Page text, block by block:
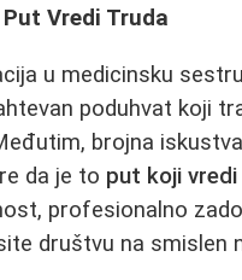
Vredi Truda
u medicinsku
poduhvat koji
brojna
da je to put koji
profesionalno
društvu na smislen